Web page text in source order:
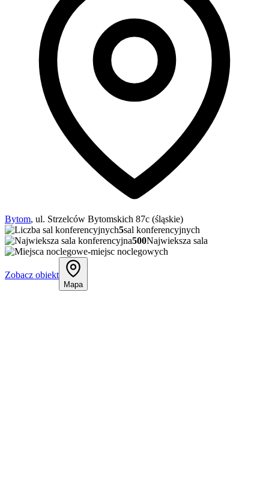
Bytom, ul. Strzelców Bytomskich 87c (śląskie)
5sal konferencyjnych
500Najwieksza sala
-miejsc noclegowych
Zobacz obiekt
Mapa